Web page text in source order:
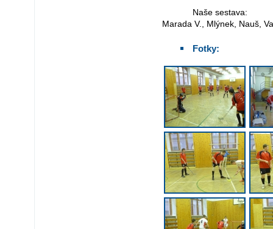
Naše sestava:
Marada V., Mlýnek, Nauš,
Fotky: